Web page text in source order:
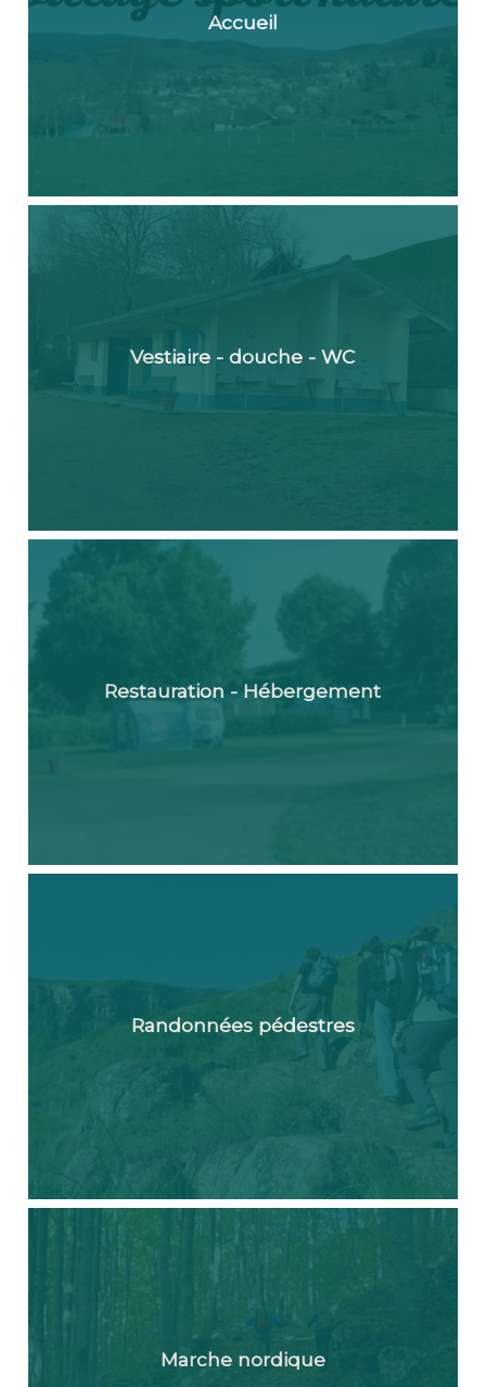
Accueil
Vestiaire - douche - WC
Restauration - Hébergement
Randonnées pédestres
Marche nordique